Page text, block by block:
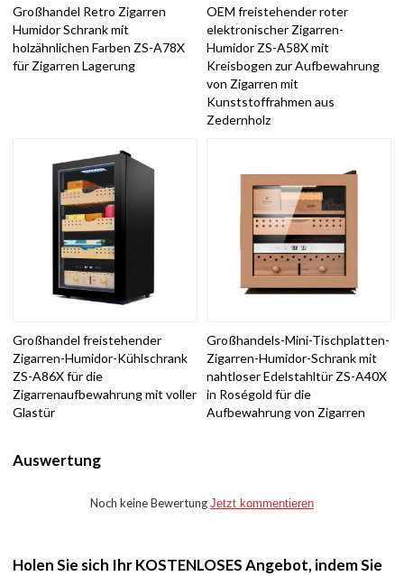
Großhandel Retro Zigarren
Humidor Schrank mit
holzähnlichen Farben ZS-A78X
für Zigarren Lagerung
OEM freistehender roter
elektronischer Zigarren-
Humidor ZS-A58X mit
Kreisbogen zur Aufbewahrung
von Zigarren mit
Kunststoffrahmen aus
Zedernholz
Großhandel freistehender
Zigarren-Humidor-Kühlschrank
ZS-A86X für die
Zigarrenaufbewahrung mit voller
Glastür
Großhandels-Mini-Tischplatten-
Zigarren-Humidor-Schrank mit
nahtloser Edelstahltür ZS-A40X
in Roségold für die
Aufbewahrung von Zigarren
Auswertung
Noch keine Bewertung Jetzt kommentieren
Holen Sie sich Ihr KOSTENLOSES Angebot, indem Sie